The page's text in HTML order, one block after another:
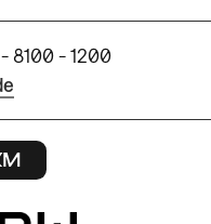
8100 - 1200